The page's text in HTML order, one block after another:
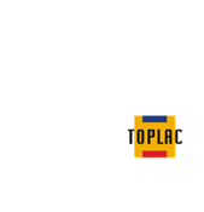
Vertrag widerrufen